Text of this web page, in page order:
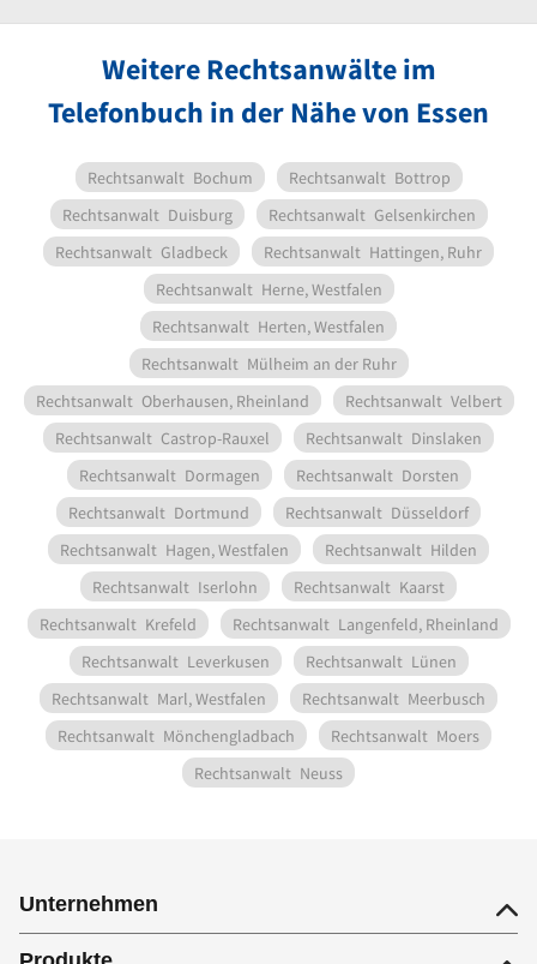
Weitere Rechtsanwälte im
Telefonbuch in der Nähe von Essen
Rechtsanwalt Bochum Rechtsanwalt Bottrop
Rechtsanwalt Duisburg Rechtsanwalt Gelsenkirchen
Rechtsanwalt Gladbeck Rechtsanwalt Hattingen, Ruhr
Rechtsanwalt Herne, Westfalen
Rechtsanwalt Herten, Westfalen
Rechtsanwalt Mülheim an der Ruhr
Rechtsanwalt Oberhausen, Rheinland Rechtsanwalt Velbert
Rechtsanwalt Castrop-Rauxel Rechtsanwalt Dinslaken
Rechtsanwalt Dormagen Rechtsanwalt Dorsten
Rechtsanwalt Dortmund Rechtsanwalt Düsseldorf
Rechtsanwalt Hagen, Westfalen Rechtsanwalt Hilden
Rechtsanwalt Iserlohn Rechtsanwalt Kaarst
Rechtsanwalt Krefeld Rechtsanwalt Langenfeld, Rheinland
Rechtsanwalt Leverkusen Rechtsanwalt Lünen
Rechtsanwalt Marl, Westfalen Rechtsanwalt Meerbusch
Rechtsanwalt Mönchengladbach Rechtsanwalt Moers
Rechtsanwalt Neuss
Unternehmen